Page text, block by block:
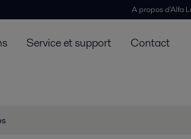
A propos d'Alfa
Service et support Contact